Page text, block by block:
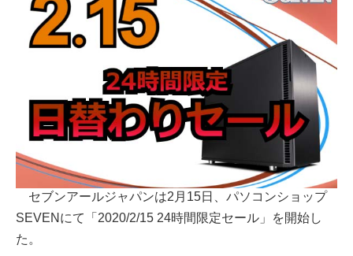
セブンアールジャパンは2月15日、パソコンショップ
SEVENにて「2020/2/15 24時間限定セール」を開始し
た。